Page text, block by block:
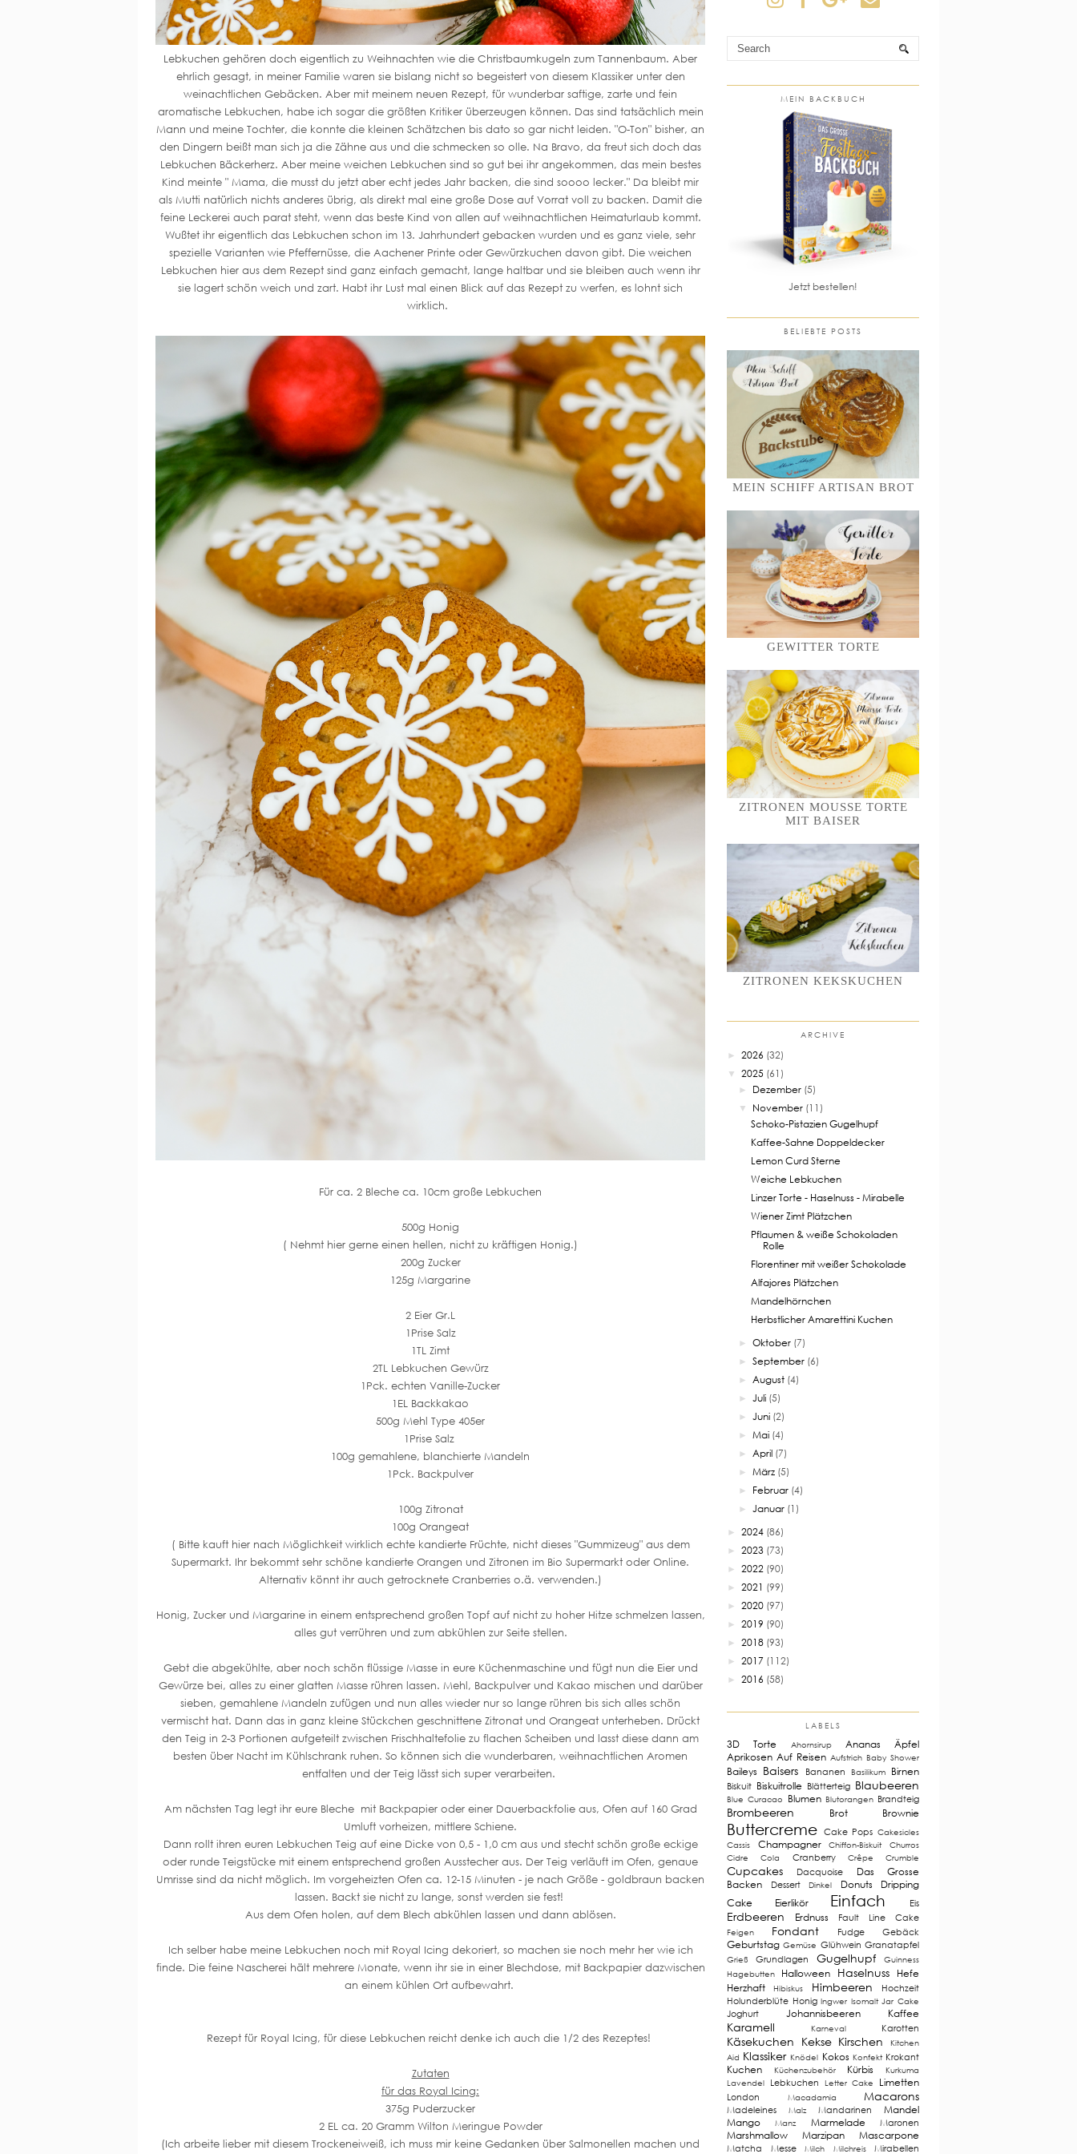
Lebkuchen gehören doch eigentlich zu Weihnachten wie die Christbaumkugeln zum Tannenbaum. Aber
ehrlich gesagt, in meiner Familie waren sie bislang nicht so begeistert von diesem Klassiker unter den
weinachtlichen Gebäcken. Aber mit meinem neuen Rezept, für wunderbar saftige, zarte und fein
aromatische Lebkuchen, habe ich sogar die größten Kritiker überzeugen können. Das sind tatsächlich mein
Mann und meine Tochter, die konnte die kleinen Schätzchen bis dato so gar nicht leiden. "O-Ton" bisher, an
den Dingern beißt man sich ja die Zähne aus und die schmecken so olle. Na Bravo, da freut sich doch das
Lebkuchen Bäckerherz. Aber meine weichen Lebkuchen sind so gut bei ihr angekommen, das mein bestes
Kind meinte " Mama, die musst du jetzt aber echt jedes Jahr backen, die sind soooo lecker." Da bleibt mir
als Mutti natürlich nichts anderes übrig, als direkt mal eine große Dose auf Vorrat voll zu backen. Damit die
feine Leckerei auch parat steht, wenn das beste Kind von allen auf weihnachtlichen Heimaturlaub kommt.
Wußtet ihr eigentlich das Lebkuchen schon im 13. Jahrhundert gebacken wurden und es ganz viele, sehr
spezielle Varianten wie Pfeffernüsse, die Aachener Printe oder Gewürzkuchen davon gibt. Die weichen
Lebkuchen hier aus dem Rezept sind ganz einfach gemacht, lange haltbar und sie bleiben auch wenn ihr
sie lagert schön weich und zart. Habt ihr Lust mal einen Blick auf das Rezept zu werfen, es lohnt sich
wirklich.
Für ca. 2 Bleche ca. 10cm große Lebkuchen
500g Honig
( Nehmt hier gerne einen hellen, nicht zu kräftigen Honig.)
200g Zucker
125g Margarine
2 Eier Gr.L
1Prise Salz
1TL Zimt
2TL Lebkuchen Gewürz
1Pck. echten Vanille-Zucker
1EL Backkakao
500g Mehl Type 405er
1Prise Salz
100g gemahlene, blanchierte Mandeln
1Pck. Backpulver
100g Zitronat
100g Orangeat
( Bitte kauft hier nach Möglichkeit wirklich echte kandierte Früchte, nicht dieses "Gummizeug" aus dem
Supermarkt. Ihr bekommt sehr schöne kandierte Orangen und Zitronen im Bio Supermarkt oder Online.
Alternativ könnt ihr auch getrocknete Cranberries o.ä. verwenden.)
Honig, Zucker und Margarine in einem entsprechend großen Topf auf nicht zu hoher Hitze schmelzen lassen,
alles gut verrühren und zum abkühlen zur Seite stellen.
Gebt die abgekühlte, aber noch schön flüssige Masse in eure Küchenmaschine und fügt nun die Eier und
Gewürze bei, alles zu einer glatten Masse rühren lassen. Mehl, Backpulver und Kakao mischen und darüber
sieben, gemahlene Mandeln zufügen und nun alles wieder nur so lange rühren bis sich alles schön
vermischt hat. Dann das in ganz kleine Stückchen geschnittene Zitronat und Orangeat unterheben. Drückt
den Teig in 2-3 Portionen aufgeteilt zwischen Frischhaltefolie zu flachen Scheiben und lasst diese dann am
besten über Nacht im Kühlschrank ruhen. So können sich die wunderbaren, weihnachtlichen Aromen
entfalten und der Teig lässt sich super verarbeiten.
Am nächsten Tag legt ihr eure Bleche mit Backpapier oder einer Dauerbackfolie aus, Ofen auf 160 Grad
Umluft vorheizen, mittlere Schiene.
Dann rollt ihren euren Lebkuchen Teig auf eine Dicke von 0,5 - 1,0 cm aus und stecht schön große eckige
oder runde Teigstücke mit einem entsprechend großen Ausstecher aus. Der Teig verläuft im Ofen, genaue
Umrisse sind da nicht möglich. Im vorgeheizten Ofen ca. 12-15 Minuten - je nach Größe - goldbraun backen
lassen. Backt sie nicht zu lange, sonst werden sie fest!
Aus dem Ofen holen, auf dem Blech abkühlen lassen und dann ablösen.
Ich selber habe meine Lebkuchen noch mit Royal Icing dekoriert, so machen sie noch mehr her wie ich
finde. Die feine Nascherei hält mehrere Monate, wenn ihr sie in einer Blechdose, mit Backpapier dazwischen
an einem kühlen Ort aufbewahrt.
Rezept für Royal Icing, für diese Lebkuchen reicht denke ich auch die 1/2 des Rezeptes!
Zutaten
für das Royal Icing:
375g Puderzucker
2 EL ca. 20 Gramm Wilton Meringue Powder
(Ich arbeite lieber mit diesem Trockeneiweiß, ich muss mir keine Gedanken über Salmonellen machen und
MEIN BACKBUCH
Jetzt bestellen!
BELIEBTE POSTS
MEIN SCHIFF ARTISAN BROT
GEWITTER TORTE
ZITRONEN MOUSSE TORTE
MIT BAISER
ZITRONEN KEKSKUCHEN
ARCHIVE
► 2026 (32)
▼ 2025 (61)
► Dezember (5)
▼ November (11)
Schoko-Pistazien Gugelhupf
Kaffee-Sahne Doppeldecker
Lemon Curd Sterne
Weiche Lebkuchen
Linzer Torte - Haselnuss - Mirabelle
Wiener Zimt Plätzchen
Pflaumen & weiße Schokoladen
Rolle
Florentiner mit weißer Schokolade
Alfajores Plätzchen
Mandelhörnchen
Herbstlicher Amarettini Kuchen
►Oktober (7)
►September (6)
►August (4)
►Juli (5)
►Juni (2)
►Mai (4)
►April (7)
►März (5)
► Februar (4)
►Januar (1)
► 2024 (86)
► 2023 (73)
► 2022 (90)
► 2021 (99)
► 2020 (97)
► 2019 (90)
► 2018 (93)
► 2017 (112)
► 2016 (58)
LABELS
3D Torte Ahornsirup Ananas
Äpfel
Aprikosen Auf Reisen Aufstrich Baby Shower
Baileys Baisers Bananen Basilikum Birnen
Biskuit Biskuitrolle Blätterteig Blaubeeren
Blue Curacao Blumen Blutorangen Brandteig
Brombeeren Brot Brownie
Buttercreme Cake Pops Cakesicles
Cassis
Champagner Chiffon-Biskuit
Churros
Cidre
Cola Cranberry Crêpe Crumble
Cupcakes Dacquoise
Das Grosse
Backen
Dessert Dinkel Donuts
Dripping
Cake
Eierlikör Einfach Eis
Erdbeeren Erdnuss Fault Line Cake
Feigen Fondant Fudge Gebäck
Geburtstag Gemüse Glühwein Granatapfel
Grieß Grundlagen Gugelhupf
Guinness
Hagebutten
Halloween Haselnuss
Hefe
Herzhaft
Hibiskus Himbeeren
Hochzeit
Holunderblüte Honig Ingwer Isomalt Jar Cake
Joghurt Johannisbeeren Kaffee
Karamell Karneval Karotten
Käsekuchen Kekse Kirschen
Kitchen
Aid Klassiker Knödel Kokos Konfekt Krokant
Kuchen Küchenzubehör Kürbis
Kurkuma
Lavendel
Lebkuchen Letter Cake Limetten
London Macadamia Macarons
Madeleines Malz Mandarinen
Mandel
Mango
Manz Marmelade Maronen
Marshmallow Marzipan Mascarpone
Matcha Messe Milch Milchreis Mirabellen